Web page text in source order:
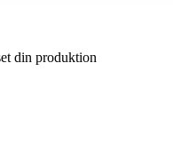
din produktion